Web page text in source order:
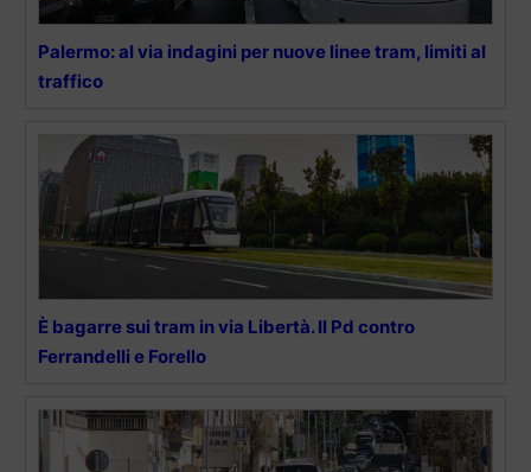
Palermo: al via indagini per nuove linee tram, limiti al
traffico
È bagarre sui tram in via Libertà. Il Pd contro
Ferrandelli e Forello